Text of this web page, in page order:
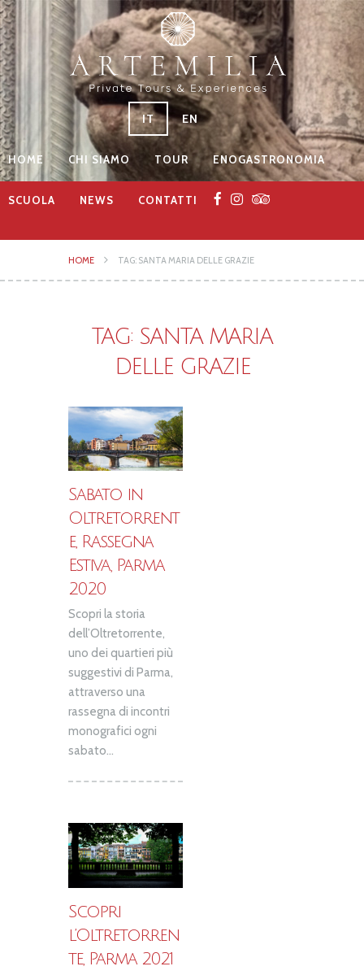
IT EN
HOME CHI SIAMO TOUR ENOGASTRONOMIA
SCUOLA NEWS CONTATTI
HOME TAG: SANTA MARIA DELLE GRAZIE
TAG: SANTA MARIA
DELLE GRAZIE
Sabato in
Oltretorrent
e, Rassegna
Estiva, Parma
2020
Scopri la storia
dell’Oltretorrente,
uno dei quartieri più
suggestivi di Parma,
attraverso una
rassegna di incontri
monografici ogni
sabato...
Scopri
l’Oltretorren
te, Parma 2021